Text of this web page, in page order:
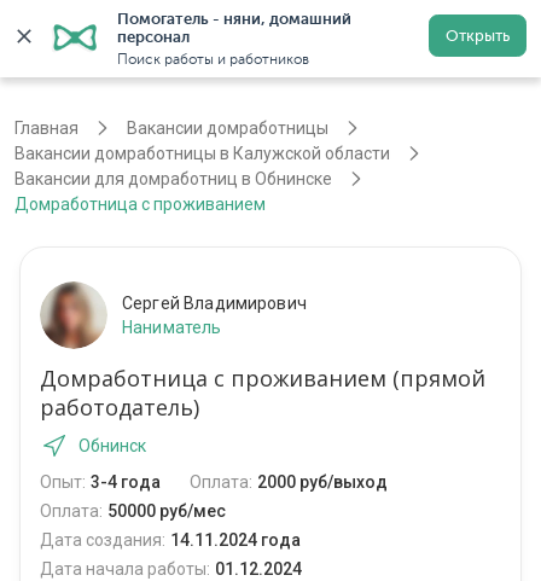
Помогатель - няни, домашний
персонал
Поиск работы и работников
Открыть
Регистрация
Главная
Вакансии домработницы
Вакансии домработницы в Калужской области
Вакансии для домработниц в Обнинске
Домработница с проживанием
Сергей Владимирович
Наниматель
Домработница с проживанием (прямой
работодатель)
Обнинск
Опыт: 3-4 года Оплата: 2000 руб/выход
Оплата: 50000 руб/мес
Дата создания: 14.11.2024 года
Дата начала работы: 01.12.2024